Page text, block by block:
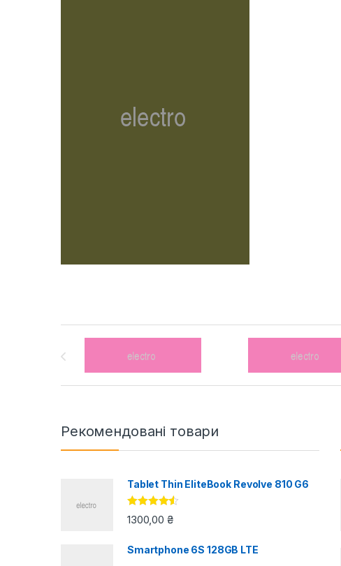
Brands Carousel
Рекомендовані товари
Tablet Thin EliteBook Revolve 810 G6
Оцінено в
4.33з 5
1300,00 ₴
Smartphone 6S 128GB LTE